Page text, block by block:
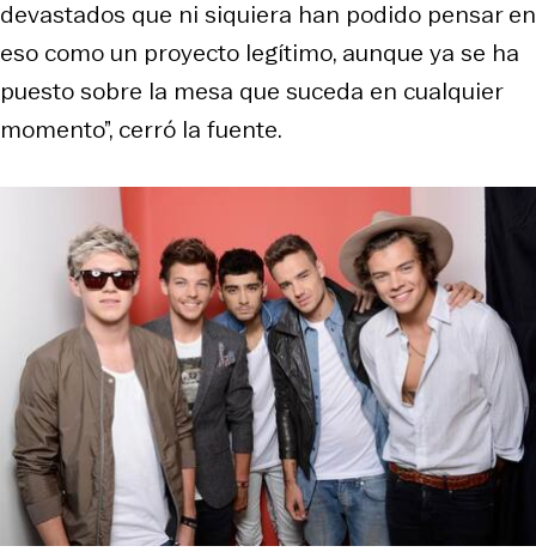
devastados que ni siquiera han podido pensar en
eso como un proyecto legítimo, aunque ya se ha
puesto sobre la mesa que suceda en cualquier
momento”, cerró la fuente.